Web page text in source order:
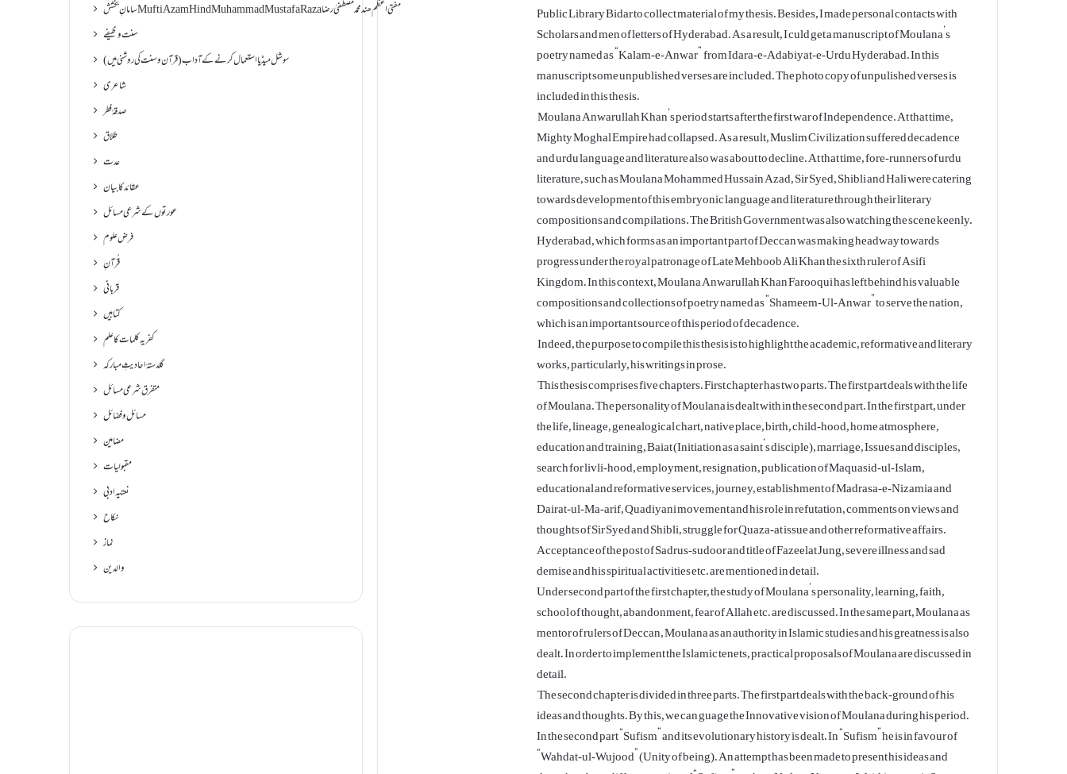
Public Library Bidar to collect material of my thesis. Besides, I made personal contacts with
Scholars and men of letters of Hyderabad. As a result, I culd get a manuscript of Moulana’s
poetry named as “Kalam-e-Anwar” from Idara-e-Adabiyat-e-Urdu Hyderabad. In this
manuscript some unpublished verses are included. The photo copy of unpulished verses is
included in this thesis.
Moulana Anwarullah Khan’s period starts after the first war of Independence. At that time,
Mighty Moghal Empire had collapsed. As a result, Muslim Civilization suffered decadence
and urdu language and literature also was about to decline. At that time, fore-runners of urdu
literature, such as Moulana Mohammed Hussain Azad, Sir Syed, Shibli and Hali were catering
towards development of this embryonic language and literature through their literary
compositions and compilations. The British Government was also watching the scene keenly.
Hyderabad, which forms as an important part of Deccan was making headway towards
progress under the royal patronage of Late Mehboob Ali Khan the sixth ruler of Asifi
Kingdom. In this context, Moulana Anwarullah Khan Farooqui has left behind his valuable
compositions and collections of poetry named as “Shameem-Ul-Anwar” to serve the nation,
which is an important source of this period of decadence.
Indeed, the purpose to compile this thesis is to highlight the academic, reformative and literary
works, particularly, his writings in prose.
This thesis comprises five chapters. First chapter has two parts. The first part deals with the life
of Moulana. The personality of Moulana is dealt with in the second part. In the first part, under
the life, lineage, genealogical chart, native place, birth, child-hood, home atmosphere,
education and training, Baiat (Initiation as a saint’s disciple), marriage, Issues and disciples,
search for livli-hood, employment, resignation, publication of Maquasid-ul-Islam,
educational and reformative services, journey, establishment of Madrasa-e-Nizamia and
Dairat-ul-Ma-arif, Quadiyani movement and his role in refutation, comments on views and
thoughts of Sir Syed and Shibli, struggle for Quaza-at issue and other reformative affairs.
Acceptance of the post of Sadrus-sudoor and title of Fazeelat Jung, severe illness and sad
demise and his spiritual activities etc. are mentioned in detail.
Under second part of the first chapter, the study of Moulana’s personality, learning, faith,
school of thought, abandonment, fear of Allah etc. are discussed. In the same part, Moulana as
mentor of rulers of Deccan, Moulana as an authority in Islamic studies and his greatness is also
dealt. In order to implement the Islamic tenets, practical proposals of Moulana are discussed in
detail.
The second chapter is divided in three parts. The first part deals with the back-ground of his
ideas and thoughts. By this, we can guage the Innovative vision of Moulana during his period.
In the second part “Sufism” and its evolutionary history is dealt. In “Sufism” he is in favour of
“Wahdat-ul-Wujood” (Unity of being). An attempt has been made to present his ideas and
سامانِ بخشش Mufti Azam Hind Muhammad Mustafa Raza مفتی اعظم ھند محمد مصطفیٰ رضا
سنت وظیفے
سوشل میڈیا استعمال کرنے کے آداب (قرآن و سنت کی روشنی میں)
شاعری
صدقۂ فطر
طلاق
عدت
عقائد کا بیان
عورتوں کے شرعی مسائل
فرض علوم
قُرآنِ
قربانی
کتابیں
کفریہ کلمات کا علم
گلدستۂ احادیثِ مبارکہ
متفرق شرعی مسائل
مسائل و فضائل
مضامین
مقبولیات
نعتیہ ادبی
نکاح
نماز
والدین